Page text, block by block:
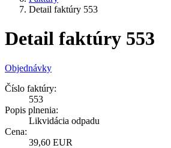
Detail faktúry 553
Detail faktúry 553
Objednávky
Číslo faktúry:
553
Popis plnenia:
Likvidácia odpadu
Cena:
39,60 EUR